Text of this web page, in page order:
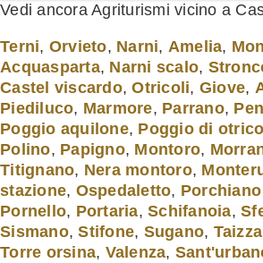
Vedi ancora Agriturismi vicino a
Terni, Orvieto, Narni, Amelia,
Acquasparta, Narni scalo,
Castel viscardo,Otricoli, Giove,
Piediluco, Marmore, Parrano,
Poggio aquilone, Poggio di
Polino, Papigno, Montoro,
Titignano, Nera montoro,
stazione, Ospedaletto,
Pornello, Portaria, Schifanoia,
Sismano,Stifone, Sugano,
Torre orsina, Valenza,